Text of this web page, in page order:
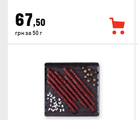
67,50
грн за 50 г